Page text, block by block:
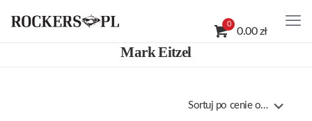
0
0.00 zł
Mark Eitzel